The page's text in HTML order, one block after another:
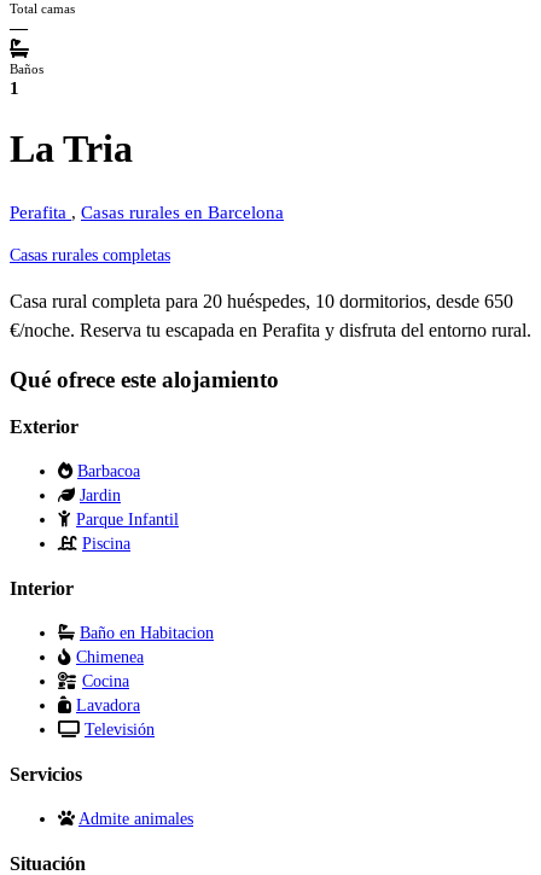
Total camas
—
Baños
1
La Tria
Perafita , Casas rurales en Barcelona
Casas rurales completas
Casa rural completa para 20 huéspedes, 10 dormitorios, desde 650
€/noche. Reserva tu escapada en Perafita y disfruta del entorno rural.
Qué ofrece este alojamiento
Exterior
Barbacoa
Jardin
Parque Infantil
Piscina
Interior
Baño en Habitacion
Chimenea
Cocina
Lavadora
Televisión
Servicios
Admite animales
Situación